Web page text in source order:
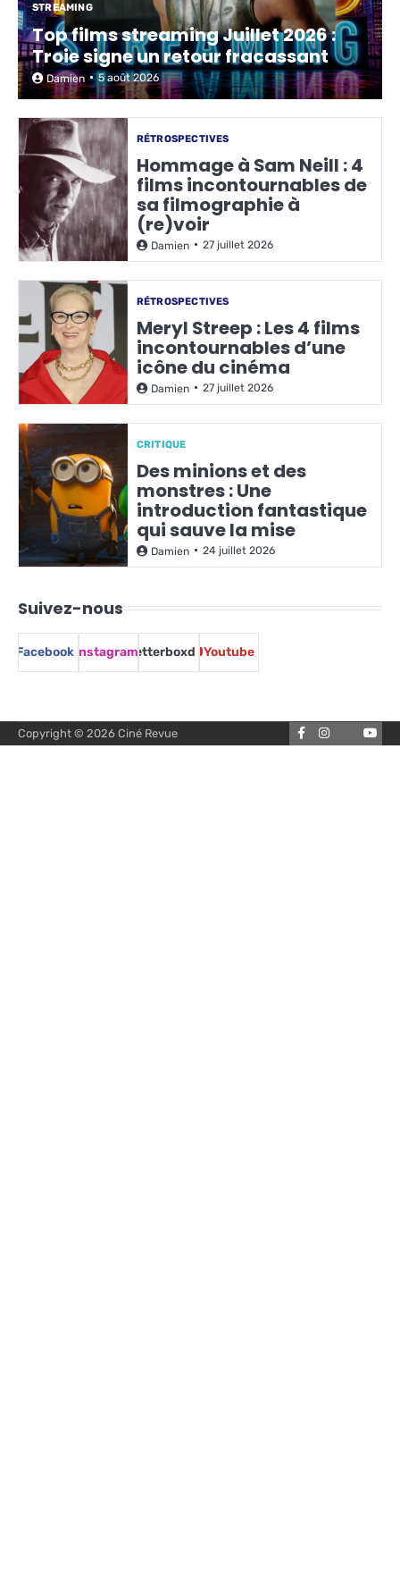
STREAMING
Top films streaming Juillet 2026 :
Troie signe un retour fracassant
Damien 5 août 2026
RÉTROSPECTIVES
Hommage à Sam Neill : 4
films incontournables de
sa filmographie à
(re)voir
Damien 27 juillet 2026
RÉTROSPECTIVES
Meryl Streep : Les 4 films
incontournables d’une
icône du cinéma
Damien 27 juillet 2026
CRITIQUE
Des minions et des
monstres : Une
introduction fantastique
qui sauve la mise
Damien 24 juillet 2026
Suivez-nous
Facebook InstagramLetterboxd Youtube
Copyright © 2026 Ciné Revue FacebookInstagram